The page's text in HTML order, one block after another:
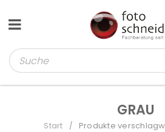
GRAU
Start / Produkte